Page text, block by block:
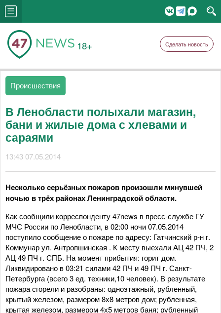
18+ Сделать новость
Происшествия
В Ленобласти полыхали магазин,
бани и жилые дома с хлевами и
сараями
13:43 07.05.2014
Несколько серьёзных пожаров произошли минувшей
ночью в трёх районах Ленинградской области.
Как сообщили корреспонденту 47news в пресс-службе ГУ
МЧС России по Ленобласти, в 02:00 ночи 07.05.2014
поступило сообщение о пожаре по адресу: Гатчинский р-н г.
Коммунар ул. Антропшинская . К месту выехали АЦ 42 ПЧ, 2
АЦ 49 ПЧ г. СПБ. На момент прибытия: горит дом.
Ликвидировано в 03:21 силами 42 ПЧ и 49 ПЧ г. Санкт-
Петербурга (всего 3 ед. техники,10 человек). В результате
пожара сгорели и разобраны: одноэтажный, рубленный,
крытый железом, размером 8х8 метров дом; рубленная,
крытая железом, размером 4х5 метров баня; рубленный